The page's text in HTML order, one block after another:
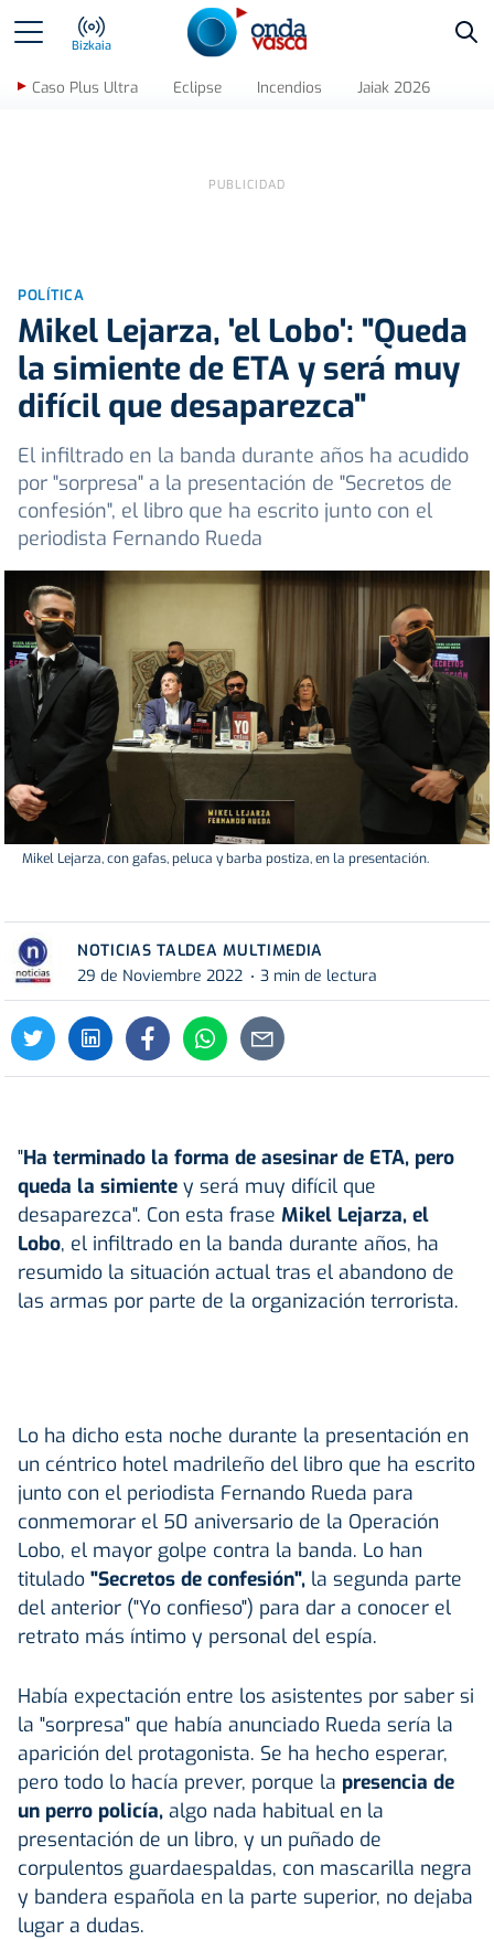
Bizkaia
Caso Plus Ultra Eclipse Incendios Jaiak 2026
POLÍTICA
Mikel Lejarza, 'el Lobo': "Queda
la simiente de ETA y será muy
difícil que desaparezca"
El infiltrado en la banda durante años ha acudido
por "sorpresa" a la presentación de "Secretos de
confesión", el libro que ha escrito junto con el
periodista Fernando Rueda
Mikel Lejarza, con gafas, peluca y barba postiza, en la presentación.
NOTICIAS TALDEA MULTIMEDIA
29 de Noviembre 2022
3 min de lectura
"Ha terminado la forma de asesinar de ETA, pero
queda la simiente y será muy difícil que
desaparezca". Con esta frase Mikel Lejarza, el
Lobo, el infiltrado en la banda durante años, ha
resumido la situación actual tras el abandono de
las armas por parte de la organización terrorista.
Lo ha dicho esta noche durante la presentación en
un céntrico hotel madrileño del libro que ha escrito
junto con el periodista Fernando Rueda para
conmemorar el 50 aniversario de la Operación
Lobo, el mayor golpe contra la banda. Lo han
titulado "Secretos de confesión", la segunda parte
del anterior ("Yo confieso") para dar a conocer el
retrato más íntimo y personal del espía.
Había expectación entre los asistentes por saber si
la "sorpresa" que había anunciado Rueda sería la
aparición del protagonista. Se ha hecho esperar,
pero todo lo hacía prever, porque la presencia de
un perro policía, algo nada habitual en la
presentación de un libro, y un puñado de
corpulentos guardaespaldas, con mascarilla negra
y bandera española en la parte superior, no dejaba
lugar a dudas.